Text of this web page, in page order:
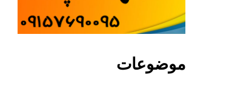
موضوعات